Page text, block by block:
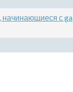
начинающиеся с ga